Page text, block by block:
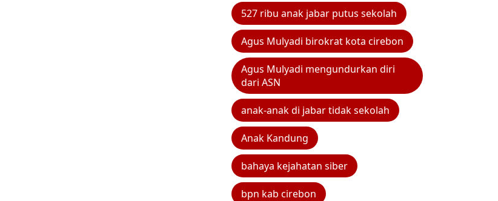
527 ribu anak jabar putus sekolah
Agus Mulyadi birokrat kota cirebon
Agus Mulyadi mengundurkan diri
dari ASN
anak-anak di jabar tidak sekolah
Anak Kandung
bahaya kejahatan siber
bpn kab cirebon